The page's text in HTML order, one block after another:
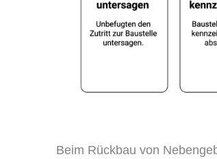
Beim Rückbau von